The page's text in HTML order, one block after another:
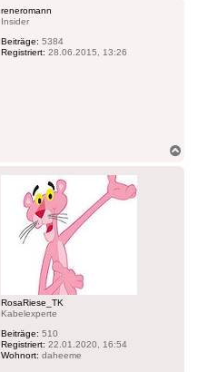
reneromann
Insider
Beiträge: 5384
Registriert: 28.06.2015, 13:26
RosaRiese_TK
Kabelexperte
Beiträge: 510
Registriert: 22.01.2020, 16:54
Wohnort: daheeme